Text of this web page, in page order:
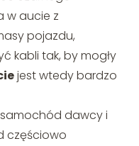
w aucie z
pojazdu,
kabli tak, by mogły
jest wtedy bardzo
dawcy i
częściowo